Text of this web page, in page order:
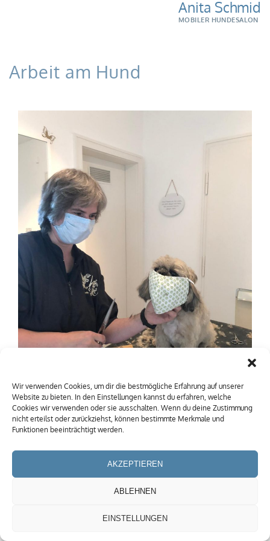
Wir verwenden Cookies, um dir die bestmögliche Erfahrung auf unserer
Website zu bieten. In den Einstellungen kannst du erfahren, welche
Cookies wir verwenden oder sie ausschalten. Wenn du deine Zustimmung
nicht erteilst oder zurückziehst, können bestimmte Merkmale und
Funktionen beeinträchtigt werden.
AKZEPTIEREN
ABLEHNEN
EINSTELLUNGEN
Anita Schmid
MOBILER HUNDESALON
Arbeit am Hund
Datenschutz Anita Schmid © 2026